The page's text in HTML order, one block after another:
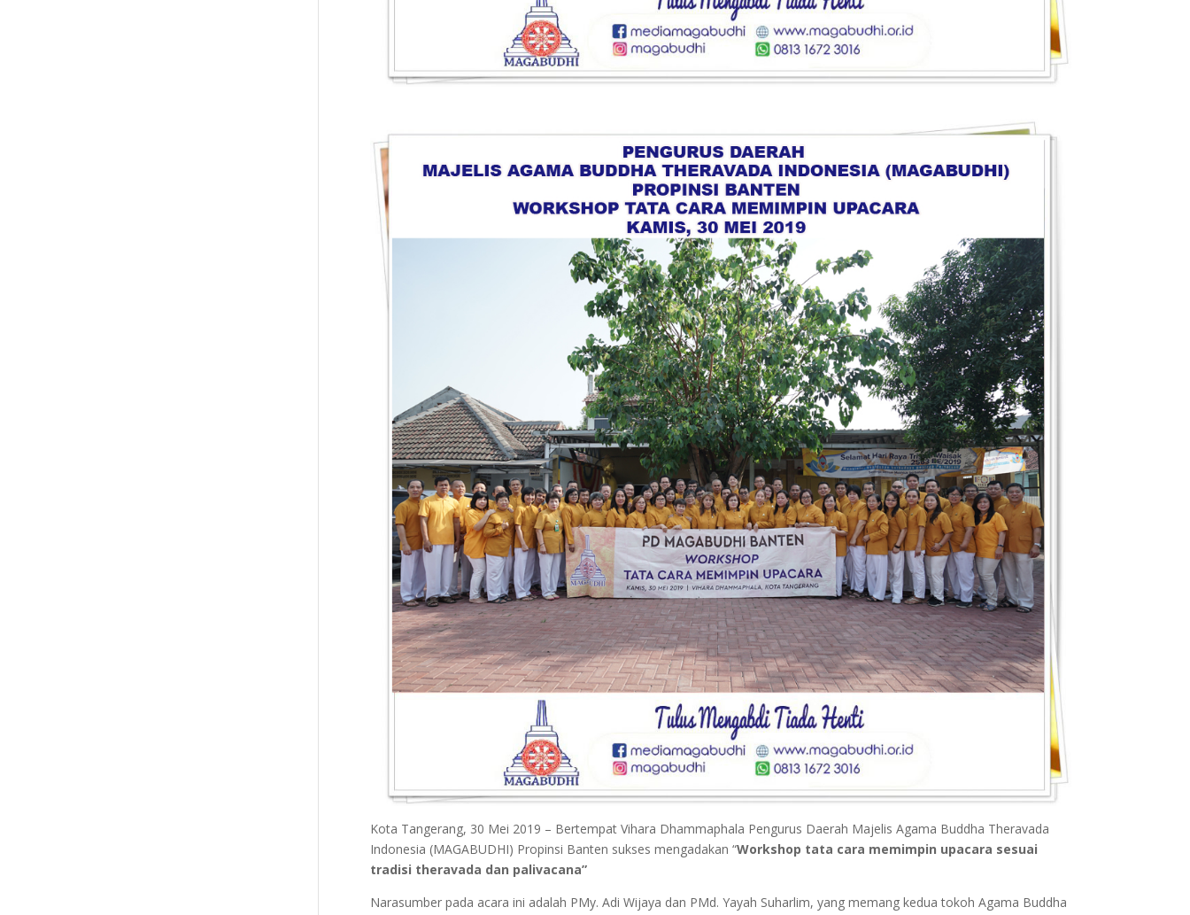
Kota Tangerang, 30 Mei 2019 – Bertempat Vihara Dhammaphala Pengurus Daerah Majelis Agama Buddha Theravada
Indonesia (MAGABUDHI) Propinsi Banten sukses mengadakan “Workshop tata cara memimpin upacara sesuai
tradisi theravada dan palivacana”
Narasumber pada acara ini adalah PMy. Adi Wijaya dan PMd. Yayah Suharlim, yang memang kedua tokoh Agama Buddha